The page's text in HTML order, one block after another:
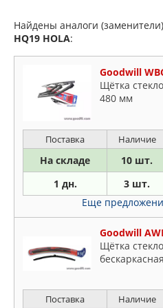
Найдены аналоги
HQ19 HOLA:
Goodwill
Щётка
480 мм
Поставка Наличие
На складе 10 шт.
1 дн. 3 шт.
Еще
Goodwill
Щётка
Поставка Наличие